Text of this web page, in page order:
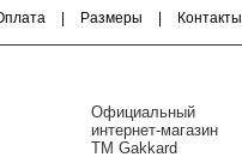
Размеры Контакты
Официальный
интернет-магазин
ТМ Gakkard